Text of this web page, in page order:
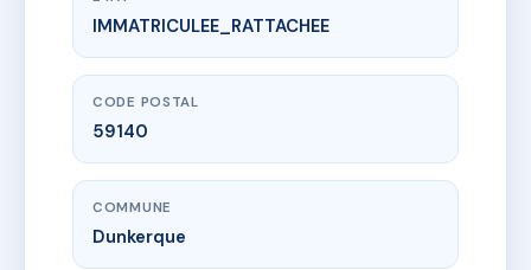
www.vme.plus/AC6458616
ROOSEVELT
1 r jacobsen59140 Dunkerque
IMMATRICULEE_RATTACHEE
CODE POSTAL
59140
COMMUNE
Dunkerque